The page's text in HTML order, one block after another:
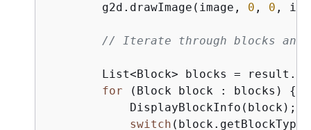
        g2d.drawImage(image,
0 , 0 ,
// Iterate through blocks and
List<Block> blocks =
for (Block block : blocks) {
            DisplayBlockInfo(block);
switch